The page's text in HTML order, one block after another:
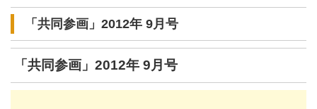
「共同参画」2012年 9月号
「共同参画」2012年 9月号